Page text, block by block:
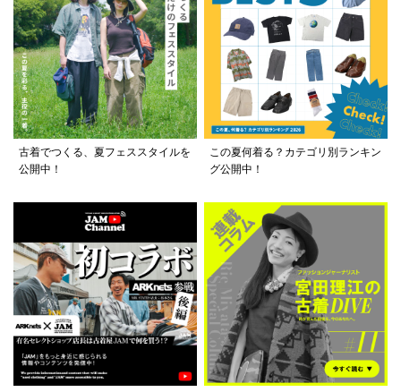
古着でつくる、夏フェススタイルを
公開中！
この夏何着る？カテゴリ別ランキン
グ公開中！